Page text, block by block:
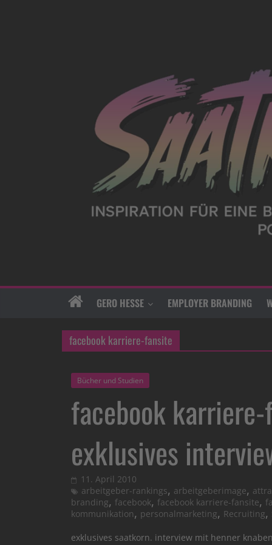
GERO HESSE EMPLOYER BRANDING
facebook karriere-fansite
Bücher und Studien
facebook
exklusives
11. April 2010
arbeitgeber-rankings, arbeitgeberimage,
branding, facebook, facebook karriere-fansite,
kommunikation, personalmarketing, Recruiting,
exklusives saatkorn. interview mit henner